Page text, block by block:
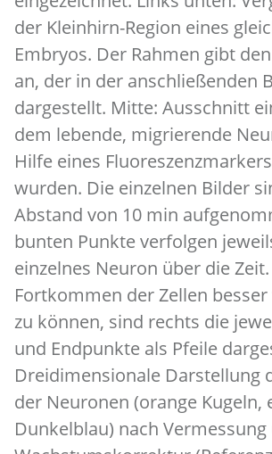
der Kleinhirn-Region eines
Embryos. Der Rahmen gibt
an, der in der anschließenden
dargestellt. Mitte: Ausschnitt
dem lebende, migrierende
Hilfe eines
wurden. Die einzelnen Bilder
Abstand von 10 min
bunten Punkte verfolgen
einzelnes Neuron über die
Fortkommen der Zellen
zu können, sind rechts die
und Endpunkte als Pfeile
Dreidimensionale Darstellung
der Neuronen (orange Kugeln,
Dunkelblau) nach Vermessung